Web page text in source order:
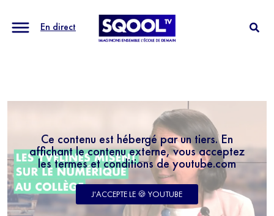
En direct
Ce contenu est hébergé par un tiers. En
affichant le contenu externe, vous acceptez
les termes et conditions de youtube.com
J'ACCEPTE LE 🍪 YOUTUBE